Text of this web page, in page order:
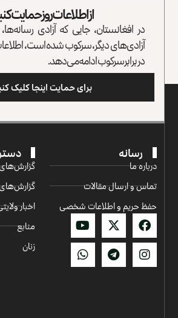
از اطلاعات روز حمایت
در افغانستان، جایی که آزادی
آزادی‌های دیگر، سرکوب شده است،
در برابر سرکوب ادامه می‌دهد.
برای حمایت اینجا کلیک
رسانه
درباره ما
تماس و ارسال مقالات
حفظ حریم و اطلاعات شخصی
اخبار
منابع
زنان